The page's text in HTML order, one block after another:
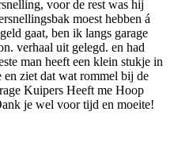
voor de rest was hij
moest hebben á
gaat, ben ik langs garage
verhaal uit gelegd. en had
man heeft een klein stukje in
en ziet dat wat rommel bij de
Kuipers Heeft me Hoop
je wel voor tijd en moeite!